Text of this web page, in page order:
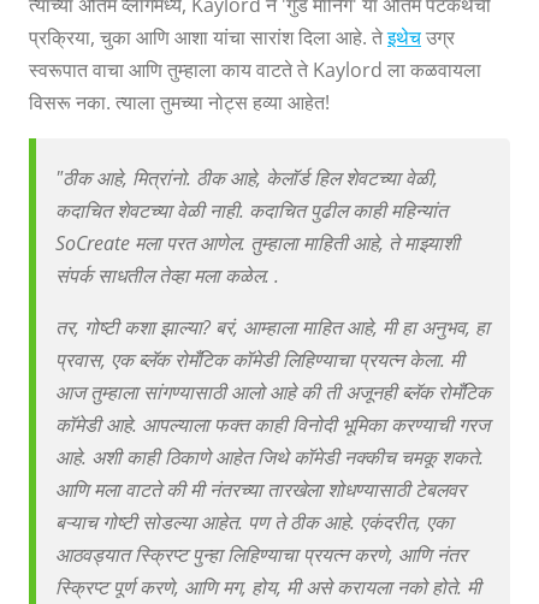
प्रक्रिया, चुका आणि आशा यांचा सारांश दिला आहे. तेइथेचउग्र
स्वरूपात वाचा आणि तुम्हाला काय वाटते ते Kaylord ला कळवायला
विसरू नका. त्याला तुमच्या नोट्स हव्या आहेत!
"ठीक आहे, मित्रांनो. ठीक आहे, केलॉर्ड हिल शेवटच्या वेळी,
कदाचित शेवटच्या वेळी नाही. कदाचित पुढील काही महिन्यांत
SoCreate मला परत आणेल. तुम्हाला माहिती आहे, ते माझ्याशी
संपर्क साधतील तेव्हा मला कळेल. .
तर, गोष्टी कशा झाल्या? बरं, आम्हाला माहित आहे, मी हा अनुभव, हा
प्रवास, एक ब्लॅक रोमँटिक कॉमेडी लिहिण्याचा प्रयत्न केला. मी
आज तुम्हाला सांगण्यासाठी आलो आहे की ती अजूनही ब्लॅक रोमँटिक
कॉमेडी आहे. आपल्याला फक्त काही विनोदी भूमिका करण्याची गरज
आहे. अशी काही ठिकाणे आहेत जिथे कॉमेडी नक्कीच चमकू शकते.
आणि मला वाटते की मी नंतरच्या तारखेला शोधण्यासाठी टेबलवर
बऱ्याच गोष्टी सोडल्या आहेत. पण ते ठीक आहे. एकंदरीत, एका
आठवड्यात स्क्रिप्ट पुन्हा लिहिण्याचा प्रयत्न करणे, आणि नंतर
स्क्रिप्ट पूर्ण करणे, आणि मग, होय, मी असे करायला नको होते. मी